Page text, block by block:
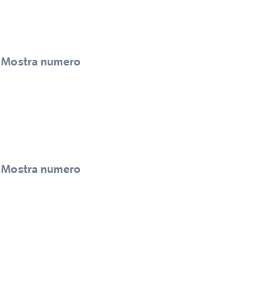
Mostra numero
Mostra numero